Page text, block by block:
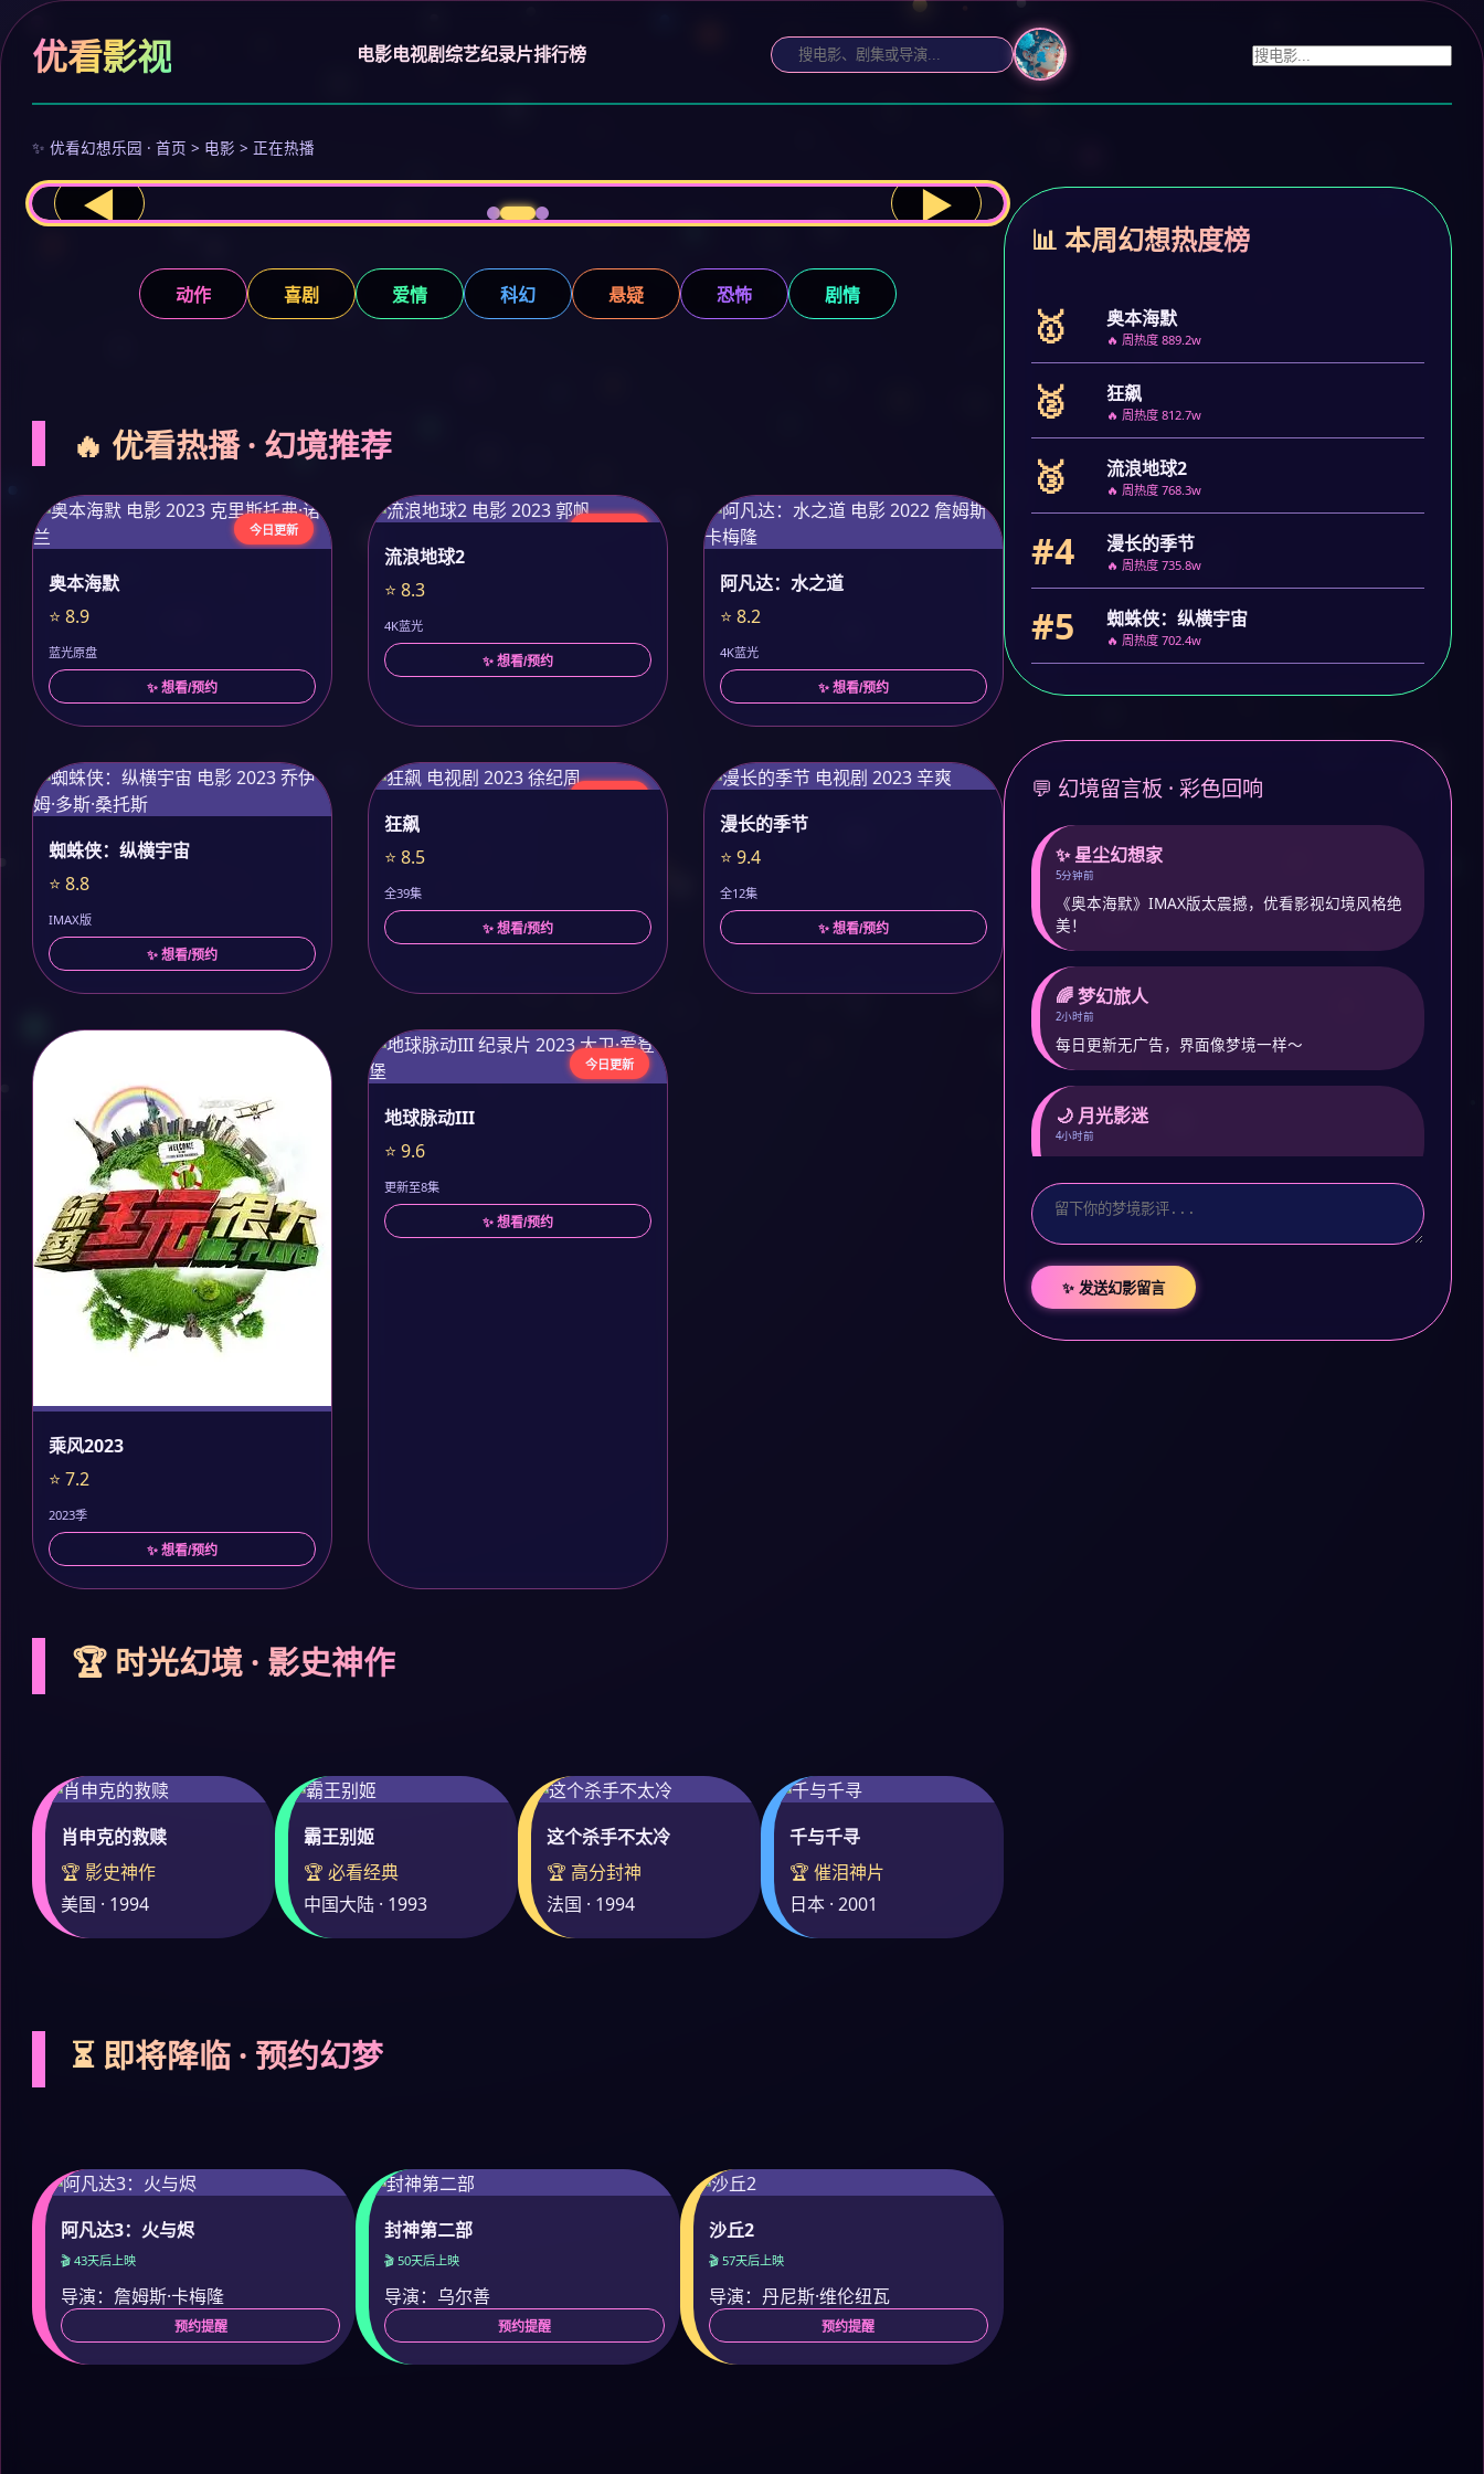
优看影视 电影电视剧综艺纪录片排行榜
✨ 优看幻想乐园 · 首页 > 电影 > 正在热播
◀ ▶
动作 喜剧 爱情 科幻 悬疑 恐怖 剧情
🔥 优看热播 · 幻境推荐
今日更新
奥本海默
⭐ 8.9
蓝光原盘
✨ 想看/预约
流浪地球2
⭐ 8.3
4K蓝光
✨ 想看/预约
阿凡达：水之道
⭐ 8.2
4K蓝光
✨ 想看/预约
蜘蛛侠：纵横宇宙
⭐ 8.8
IMAX版
✨ 想看/预约
狂飙
⭐ 8.5
全39集
✨ 想看/预约
漫长的季节
⭐ 9.4
全12集
✨ 想看/预约
乘风2023
⭐ 7.2
2023季
✨ 想看/预约
今日更新
地球脉动III
⭐ 9.6
更新至8集
✨ 想看/预约
🏆 时光幻境 · 影史神作
肖申克的救赎
🏆 影史神作
美国 · 1994
霸王别姬
🏆 必看经典
中国大陆 · 1993
这个杀手不太冷
🏆 高分封神
法国 · 1994
千与千寻
🏆 催泪神片
日本 · 2001
⏳ 即将降临 · 预约幻梦
阿凡达3：火与烬
🎬 43天后上映
导演：詹姆斯·卡梅隆
预约提醒
封神第二部
🎬 50天后上映
导演：乌尔善
预约提醒
沙丘2
🎬 57天后上映
导演：丹尼斯·维伦纽瓦
预约提醒
📊 本周幻想热度榜
🥇 奥本海默
🔥 周热度 889.2w
🥈 狂飙
🔥 周热度 812.7w
🥉 流浪地球2
🔥 周热度 768.3w
#4 漫长的季节
🔥 周热度 735.8w
#5 蜘蛛侠：纵横宇宙
🔥 周热度 702.4w
💬 幻境留言板 · 彩色回响
✨ 星尘幻想家
5分钟前
《奥本海默》IMAX版太震撼，优看影视幻境风格绝
美！
🌈 梦幻旅人
2小时前
每日更新无广告，界面像梦境一样～
🌙 月光影迷
4小时前
预约了封神第二部，期待幻影特别版！
✨ 发送幻影留言